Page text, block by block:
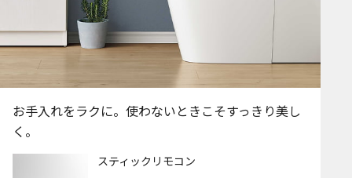
お手入れをラクに。使わないときこそすっきり美し
く。
スティックリモコン